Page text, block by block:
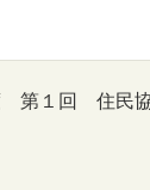
第１回 住民